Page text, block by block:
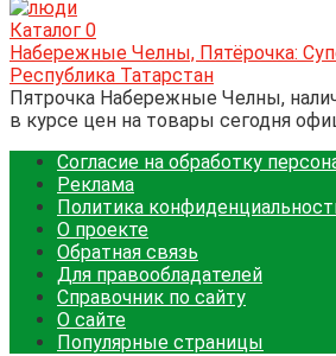
Каталог 0
Набережные Челны, Пятёрочка:
Республика Татарстан
Пятрочка Набережные Челны,
в курсе цен на товары сегодня
Согласие на обработку
Реклама
Политика
О проекте
Обратная связь
Для правообладателей
Справочник по сайту
О сайте
Популярные страницы